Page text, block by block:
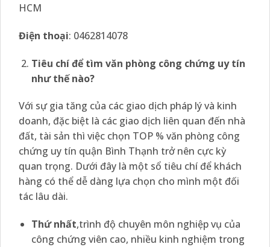
HCM
Điện thoại: 0462814078
Tiêu chí để tìm văn phòng công chứng uy tín
như thế nào?
Với sự gia tăng của các giao dịch pháp lý và kinh
doanh, đặc biệt là các giao dịch liên quan đến nhà
đất, tài sản thì việc chọn TOP % văn phòng công
chứng uy tín quận Bình Thạnh trở nên cực kỳ
quan trọng. Dưới đây là một sổ tiêu chí để khách
hàng có thể dễ dàng lựa chọn cho mình một đối
tác lâu dài.
Thứ nhất,trình độ chuyên môn nghiệp vụ của
công chứng viên cao, nhiều kinh nghiệm trong